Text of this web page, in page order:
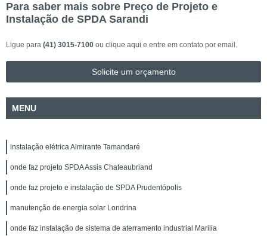
Para saber mais sobre Preço de Projeto e
Instalação de SPDA Sarandi
Ligue para (41) 3015-7100 ou clique aqui e entre em contato por email.
Solicite um orçamento
MENU
instalação elétrica Almirante Tamandaré
onde faz projeto SPDA Assis Chateaubriand
onde faz projeto e instalação de SPDA Prudentópolis
manutenção de energia solar Londrina
onde faz instalação de sistema de aterramento industrial Marilia